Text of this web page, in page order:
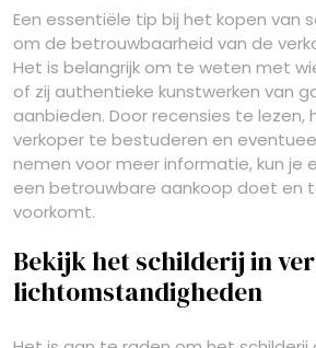
Een essentiële tip bij het kopen van
om de betrouwbaarheid van de
Het is belangrijk om te weten met
of zij authentieke kunstwerken van
aanbieden. Door recensies te lezen,
verkoper te bestuderen en
nemen voor meer informatie, kun je
een betrouwbare aankoop doet en
voorkomt.
Bekijk het schilderij in
lichtomstandigheden